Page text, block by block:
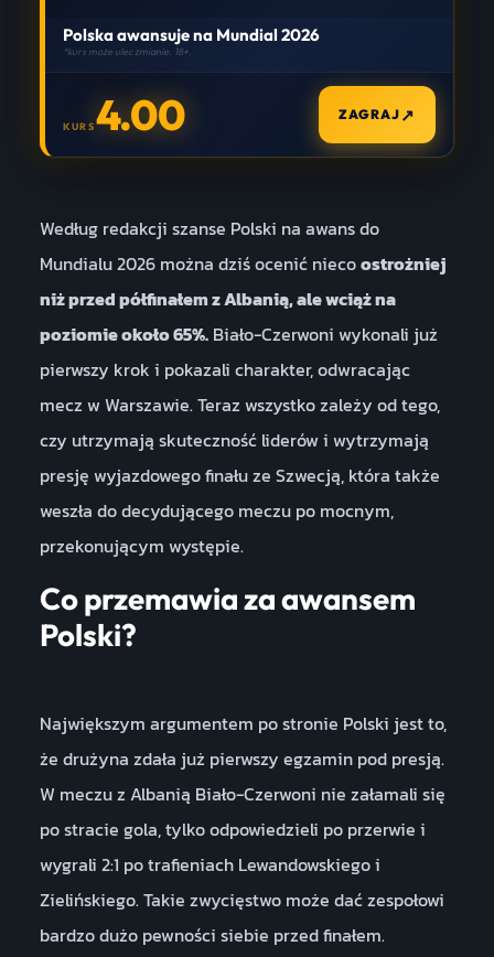
Polska awansuje na Mundial 2026
*kurs może ulec zmianie. 18+.
KURS4.00 ZAGRAJ ↗
Według redakcji szanse Polski na awans do
Mundialu 2026 można dziś ocenić niecoostrożniej
niż przed półfinałem z Albanią, ale wciąż na
poziomie około 65%.Biało-Czerwoni wykonali już
pierwszy krok i pokazali charakter, odwracając
mecz w Warszawie. Teraz wszystko zależy od tego,
czy utrzymają skuteczność liderów i wytrzymają
presję wyjazdowego finału ze Szwecją, która także
weszła do decydującego meczu po mocnym,
przekonującym występie.
Co przemawia za awansem
Polski?
Największym argumentem po stronie Polski jest to,
że drużyna zdała już pierwszy egzamin pod presją.
W meczu z Albanią Biało-Czerwoni nie załamali się
po stracie gola, tylko odpowiedzieli po przerwie i
wygrali 2:1 po trafieniach Lewandowskiego i
Zielińskiego. Takie zwycięstwo może dać zespołowi
bardzo dużo pewności siebie przed finałem.